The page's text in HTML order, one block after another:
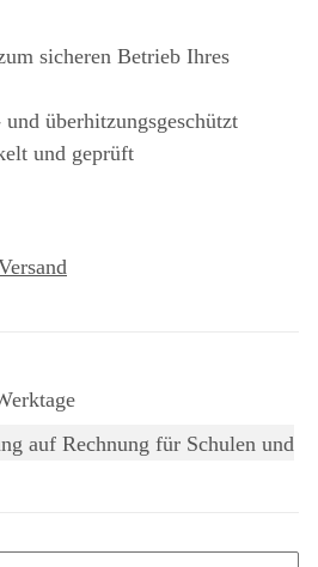
sicheren Betrieb Ihres
überhitzungsgeschützt
und geprüft
auf Rechnung für Schulen und